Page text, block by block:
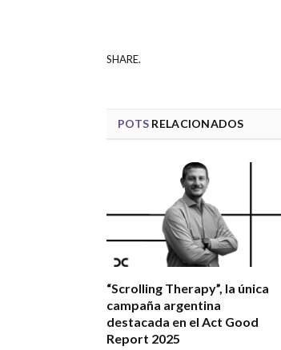
SHARE.
POTS RELACIONADOS
“Scrolling Therapy”, la única
campaña argentina
destacada en el Act Good
Report 2025